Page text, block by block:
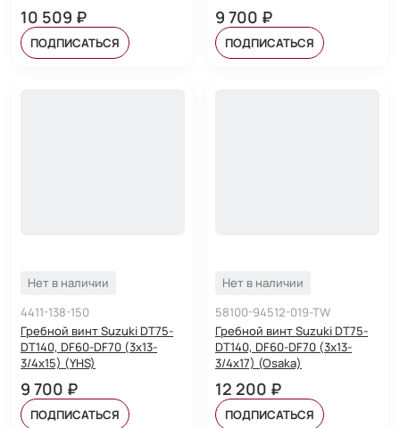
10 509 ₽
ПОДПИСАТЬСЯ
9 700 ₽
ПОДПИСАТЬСЯ
Нет в наличии
4411-138-150
Гребной винт Suzuki DT75-
DT140, DF60-DF70 (3x13-
3/4x15) (YHS)
9 700 ₽
ПОДПИСАТЬСЯ
Нет в наличии
58100-94512-019-TW
Гребной винт Suzuki DT75-
DT140, DF60-DF70 (3x13-
3/4x17) (Osaka)
12 200 ₽
ПОДПИСАТЬСЯ